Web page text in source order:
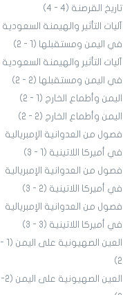
تاريخ القرصنة (4 - 4)
آليات التأثير والهيمنة السعودية
في اليمن ومستقبلها (1 - 2)
آليات التأثير والهيمنة السعودية
في اليمن ومستقبلها (2 - 2)
اليمن وأطماع الخارج (1 - 2)
اليمن وأطماع الخارج (2 - 2)
فصول من العدوانية الإمبريالية
في أميركا اللاتينية (1 - 3)
فصول من العدوانية الإمبريالية
في أميركا اللاتينية (2 - 3)
فصول من العدوانية الإمبريالية
في أميركا اللاتينية (3 - 3)
العين الصهيونية على اليمن (1 -
2)
العين الصهيونية على اليمن (2-